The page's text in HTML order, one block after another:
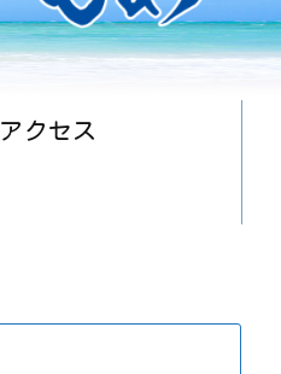
アクセス